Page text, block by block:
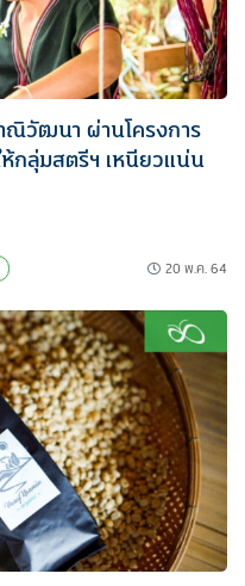
ณิวัฒนา ผ่านโครงการ
ลุ่มสตรีฯ เหนียวแน่น
20 พ.ค. 64